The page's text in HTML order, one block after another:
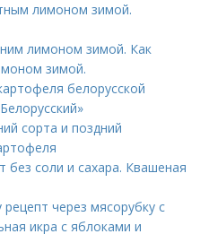
лимоном зимой.
лимоном зимой. Как
зимой.
белорусской
сорта и поздний
без соли и сахара. Квашеная
через мясорубку с
икра с яблоками и